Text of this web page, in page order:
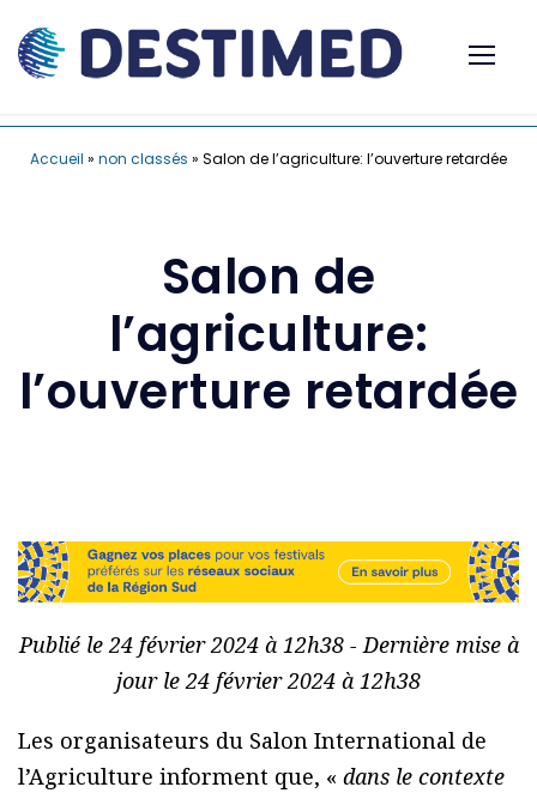
Accueil » non classés » Salon de l’agriculture: l’ouverture retardée
Salon de
l’agriculture:
l’ouverture retardée
Publié le 24 février 2024 à 12h38 - Dernière mise à
jour le 24 février 2024 à 12h38
Les organisateurs du Salon International de
l’Agriculture informent que, « dans le contexte